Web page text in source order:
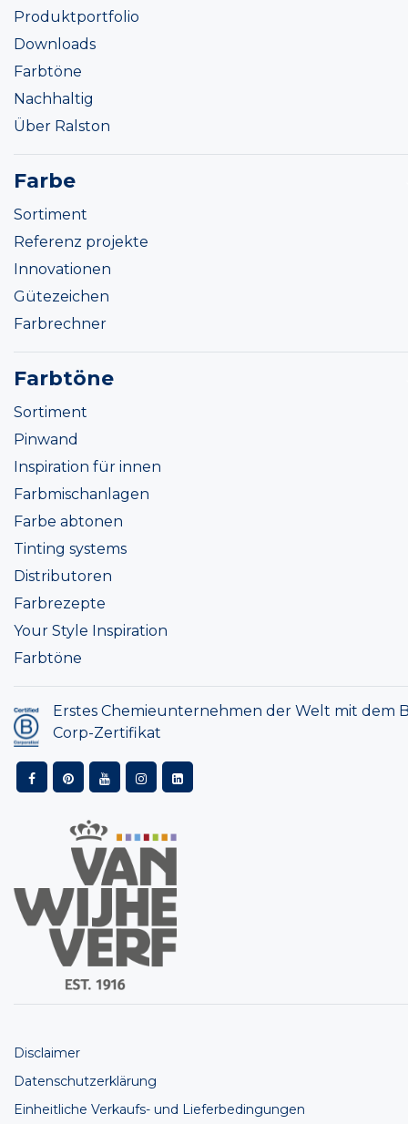
Produktportfolio
Downloads
Farbtöne
Nachhaltig
Über Ralston
Farbe
Sortiment
Referenz projekte
Innovationen
Gütezeichen
Farbrechner
Farbtöne
Sortiment
Pinwand
Inspiration für innen
Farbmischanlagen
Farbe abtonen
Tinting systems
Distributoren
Farbrezepte
Your Style Inspiration
Farbtöne
Erstes Chemieunternehmen der Welt mit dem
Corp-Zertifikat
Disclaimer
Datenschutzerklärung
Einheitliche Verkaufs- und Lieferbedingungen